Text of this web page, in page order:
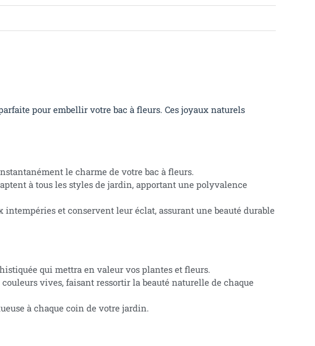
pour embellir votre bac à fleurs. Ces joyaux naturels
le charme de votre bac à fleurs.
à tous les styles de jardin, apportant une polyvalence
et conservent leur éclat, assurant une beauté durable
qui mettra en valeur vos plantes et fleurs.
vives, faisant ressortir la beauté naturelle de chaque
à chaque coin de votre jardin.